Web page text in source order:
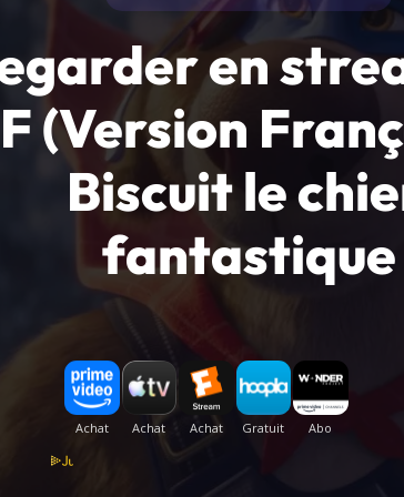
en
(Version
Biscuit le
fantastique